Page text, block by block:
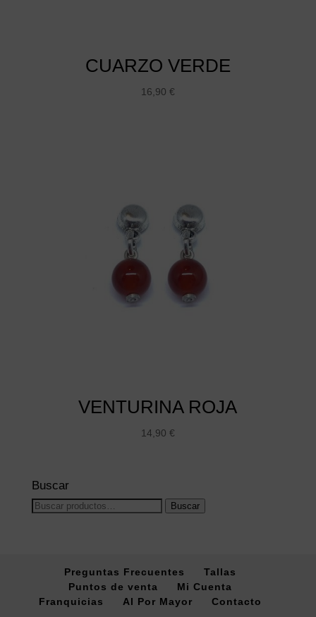
CUARZO VERDE
16,90 €
VENTURINA ROJA
14,90 €
Buscar
Buscar
Buscar
Preguntas Frecuentes
Tallas
Puntos de venta
Mi Cuenta
Franquicias
Al Por Mayor Contacto